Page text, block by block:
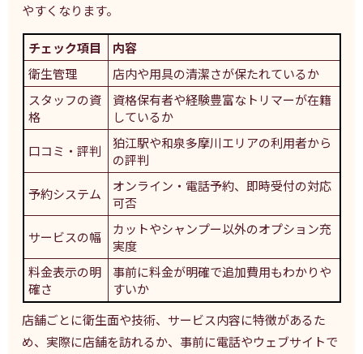
やすくなります。
チェック項目
内容
衛生管理
店内や用具の清潔さが保たれているか
スタッフの資
格
資格保有者や経験豊富なトリマーが在籍
しているか
口コミ・評判
狛江駅や和泉多摩川エリアの利用者から
の評判
予約システム
オンライン・電話予約、即時受付の対応
可否
サービスの幅
カットやシャンプー以外のオプション充
実度
料金表示の明
確さ
事前に料金が明確で追加費用もわかりや
すいか
店舗ごとに衛生面や技術、サービス内容に特徴があるた
め、実際に店舗を訪れるか、事前に電話やウェブサイトで